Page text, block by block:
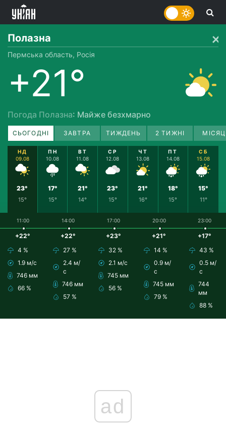
Полазна
Пермська область, Росія
+21°
Погода Полазна: Майже безхмарно
СЬОГОДНІ ЗАВТРА ТИЖДЕНЬ 2 ТИЖНІ
НД
09.08
23°
15°
ПН
10.08
17°
15°
ВТ
11.08
21°
14°
СР
12.08
23°
15°
ЧТ
13.08
21°
16°
ПТ
14.08
18°
15°
СБ
15.08
15°
11°
11:00
+22°
4 %
1.9 м/с
746 мм
66 %
14:00
+22°
27 %
2.4 м/
с
746 мм
57 %
17:00
+23°
32 %
2.1 м/с
745 мм
56 %
20:00
+21°
14 %
0.9 м/
с
745 мм
79 %
23:00
+17°
43 %
0.5 м/
с
744
мм
88 %
ad